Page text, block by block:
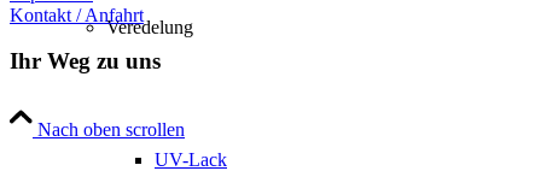
Veredelung
UV-Lack
Kontakt / Anfahrt
Ihr Weg zu uns
Nach oben scrollen